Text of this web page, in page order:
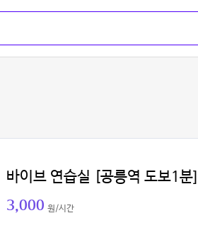
바이브 연습실 [공릉역 도보1분]
3,000 원/시간